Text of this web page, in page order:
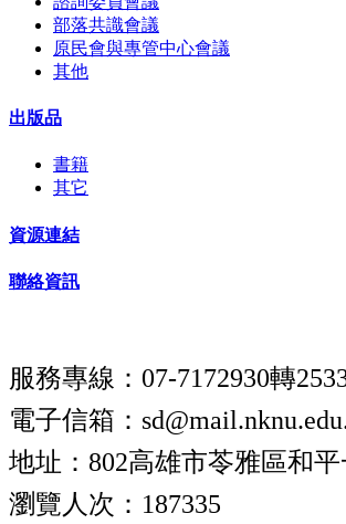
部落共識會議
原民會與專管中心會議
其他
出版品
書籍
其它
資源連結
聯絡資訊
服務專線：07-7172930轉
電子信箱：
地址：802高雄市苓雅區和
瀏覽人次：187335